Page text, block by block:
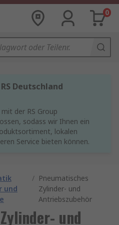
0
Deutschland
der RS Group
sodass wir Ihnen ein
lokalen
Service bieten können.
und
/ Pneumatisches
Zylinder- und
Antriebszubehör
und